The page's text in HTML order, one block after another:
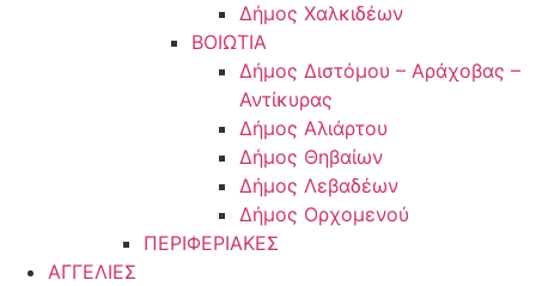
Δήμος Χαλκιδέων
ΒΟΙΩΤΙΑ
Δήμος Διστόμου – Αράχοβας –
Αντίκυρας
Δήμος Αλιάρτου
Δήμος Θηβαίων
Δήμος Λεβαδέων
Δήμος Ορχομενού
ΠΕΡΙΦΕΡΙΑΚΕΣ
ΑΓΓΕΛΙΕΣ